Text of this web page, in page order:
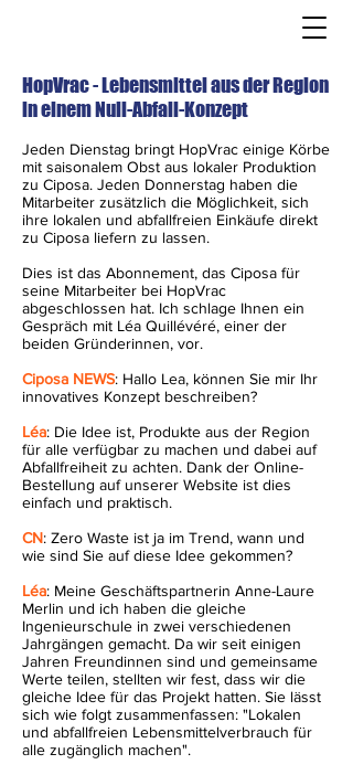
HopVrac - Lebensmittel aus der Region
in einem Null-Abfall-Konzept
Jeden Dienstag bringt HopVrac einige Körbe
mit saisonalem Obst aus lokaler Produktion
zu Ciposa. Jeden Donnerstag haben die
Mitarbeiter zusätzlich die Möglichkeit, sich
ihre lokalen und abfallfreien Einkäufe direkt
zu Ciposa liefern zu lassen.
Dies ist das Abonnement, das Ciposa für
seine Mitarbeiter bei HopVrac
abgeschlossen hat. Ich schlage Ihnen ein
Gespräch mit Léa Quillévéré, einer der
beiden Gründerinnen, vor.
Ciposa NEWS: Hallo Lea, können Sie mir Ihr
innovatives Konzept beschreiben?
Léa: Die Idee ist, Produkte aus der Region
für alle verfügbar zu machen und dabei auf
Abfallfreiheit zu achten. Dank der Online-
Bestellung auf unserer Website ist dies
einfach und praktisch.
CN: Zero Waste ist ja im Trend, wann und
wie sind Sie auf diese Idee gekommen?
Léa: Meine Geschäftspartnerin Anne-Laure
Merlin und ich haben die gleiche
Ingenieurschule in zwei verschiedenen
Jahrgängen gemacht. Da wir seit einigen
Jahren Freundinnen sind und gemeinsame
Werte teilen, stellten wir fest, dass wir die
gleiche Idee für das Projekt hatten. Sie lässt
sich wie folgt zusammenfassen: "Lokalen
und abfallfreien Lebensmittelverbrauch für
alle zugänglich machen".